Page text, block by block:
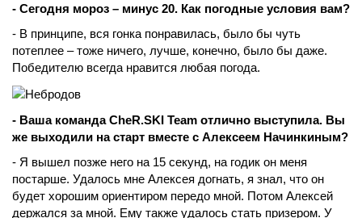
- Сегодня мороз – минус 20. Как погодные условия вам?
- В принципе, вся гонка понравилась, было бы чуть
потеплее – тоже ничего, лучше, конечно, было бы даже.
Победителю всегда нравится любая погода.
- Ваша команда CheR.SKI Team отлично выступила. Вы
же выходили на старт вместе с Алексеем Начинкиным?
- Я вышел позже него на 15 секунд, на годик он меня
постарше. Удалось мне Алексея догнать, я знал, что он
будет хорошим ориентиром передо мной. Потом Алексей
держался за мной. Ему также удалось стать призером. У